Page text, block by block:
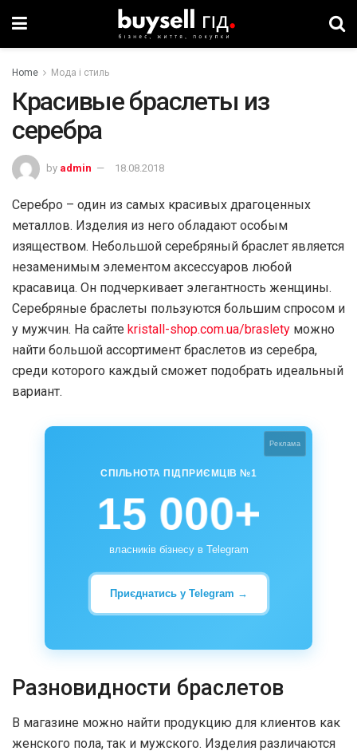
Home Мода і стиль
Красивые браслеты из
серебра
by admin 18.08.2018
Серебро – один из самых красивых драгоценных
металлов. Изделия из него обладают особым
изяществом. Небольшой серебряный браслет является
незаменимым элементом аксессуаров любой
красавица. Он подчеркивает элегантность женщины.
Серебряные браслеты пользуются большим спросом и
у мужчин. На сайте kristall-shop.com.ua/braslety можно
найти большой ассортимент браслетов из серебра,
среди которого каждый сможет подобрать идеальный
вариант.
Реклама
СПІЛЬНОТА ПІДПРИЄМЦІВ №1
15 000+
власників бізнесу в Telegram
Приєднатись у Telegram →
Разновидности браслетов
В магазине можно найти продукцию для клиентов как
женского пола, так и мужского. Изделия различаются